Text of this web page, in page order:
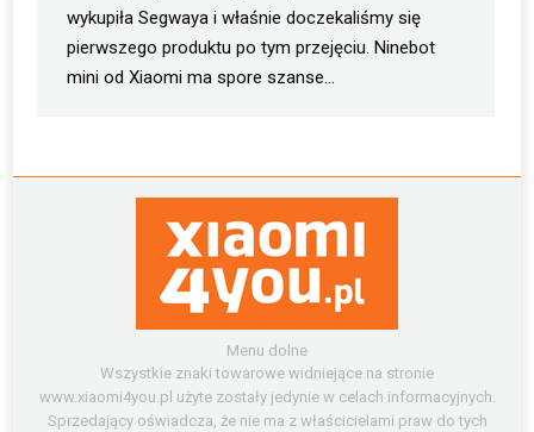
wykupiła Segwaya i właśnie doczekaliśmy się
pierwszego produktu po tym przejęciu. Ninebot
mini od Xiaomi ma spore szanse…
Menu dolne
Wszystkie znaki towarowe widniejące na stronie
www.xiaomi4you.pl użyte zostały jedynie w celach informacyjnych.
Sprzedający oświadcza, że nie ma z właścicielami praw do tych